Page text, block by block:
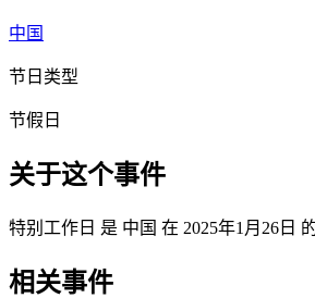
中国
节日类型
节假日
关于这个事件
特别工作日 是 中国 在 2025年1月26日
相关事件